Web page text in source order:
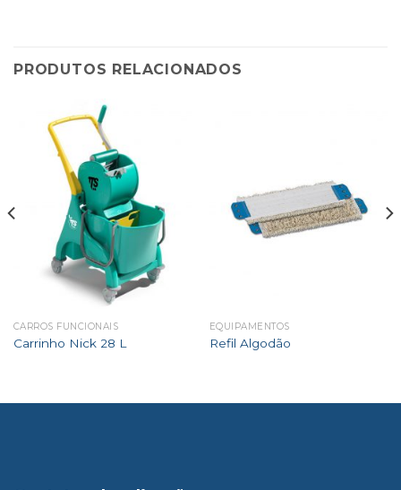
PRODUTOS RELACIONADOS
CARROS FUNCIONAIS
Carrinho Nick 28 L
EQUIPAMENTOS
Refil Algodão